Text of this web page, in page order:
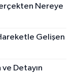
Nereye
Gelişen
Detayın